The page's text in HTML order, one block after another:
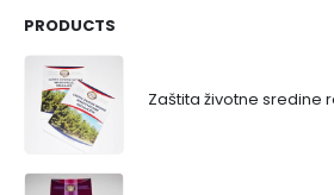
PRODUCTS